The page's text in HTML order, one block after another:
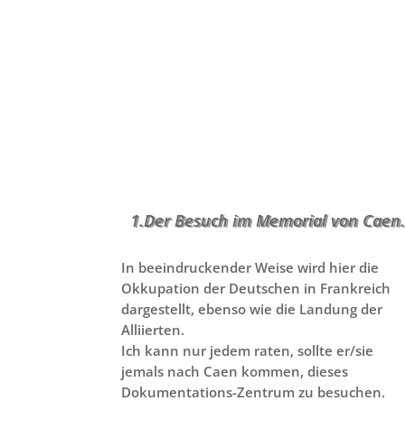
1.Der Besuch im Memorial von
In beeindruckender Weise wird hier die
Okkupation der Deutschen in Frankreich
dargestellt, ebenso wie die Landung der
Alliierten.
Ich kann nur jedem raten, sollte er/sie
jemals nach Caen kommen, dieses
Dokumentations-Zentrum zu besuchen.